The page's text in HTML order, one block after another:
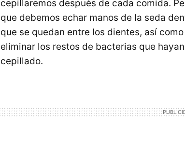
cepillaremos después de cada comida.
que debemos echar manos de la seda
que se quedan entre los dientes, así
eliminar los restos de bacterias que
cepillado.